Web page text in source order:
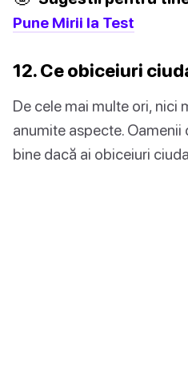
Pune Mirii la Test
12. Ce obiceiuri
De cele mai multe ori, nici
anumite aspecte. Oamenii
bine dacă ai obiceiuri